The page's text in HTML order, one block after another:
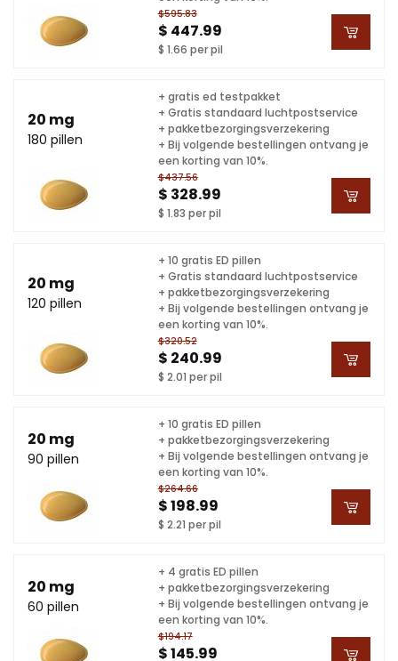
$595.83
$ 447.99
$ 1.66 per pil
20 mg
180 pillen
$437.56
$ 328.99
$ 1.83 per pil
+ gratis ed testpakket
+ Gratis standaard luchtpostservice
+ pakketbezorgingsverzekering
+ Bij volgende bestellingen ontvang je
een korting van 10%.
20 mg
120 pillen
$320.52
$ 240.99
$ 2.01 per pil
+ 10 gratis ED pillen
+ Gratis standaard luchtpostservice
+ pakketbezorgingsverzekering
+ Bij volgende bestellingen ontvang je
een korting van 10%.
20 mg
90 pillen
$264.66
$ 198.99
$ 2.21 per pil
+ 10 gratis ED pillen
+ pakketbezorgingsverzekering
+ Bij volgende bestellingen ontvang je
een korting van 10%.
20 mg
60 pillen
$194.17
$ 145.99
+ 4 gratis ED pillen
+ pakketbezorgingsverzekering
+ Bij volgende bestellingen ontvang je
een korting van 10%.